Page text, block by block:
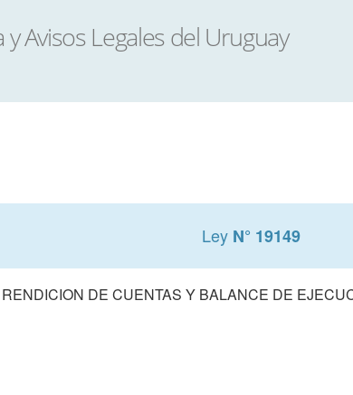
Ley N° 19149
DE CUENTAS Y BALANCE DE